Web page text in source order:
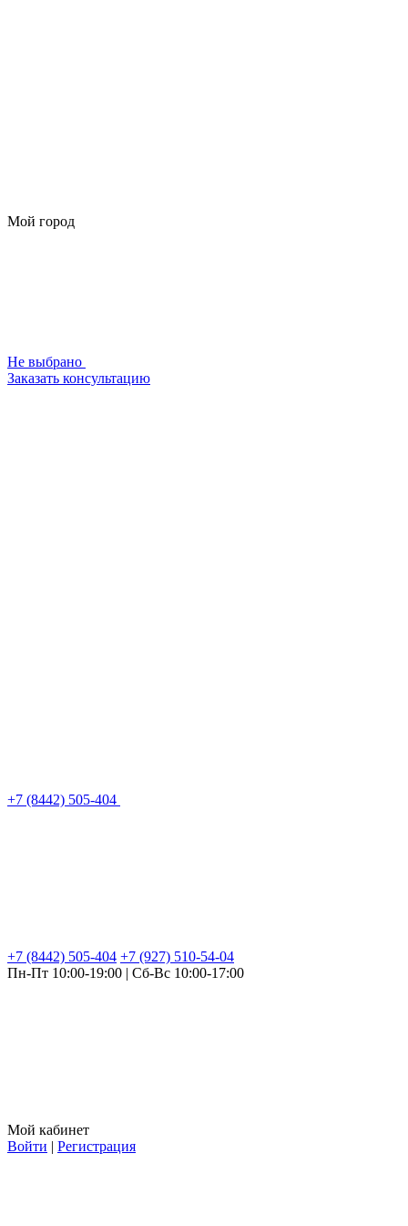
Мой город
Не выбрано
Заказать консультацию
+7 (8442) 505-404
+7 (8442) 505-404 +7 (927) 510-54-04
Пн-Пт 10:00-19:00 | Сб-Вс 10:00-17:00
Мой кабинет
Войти | Регистрация